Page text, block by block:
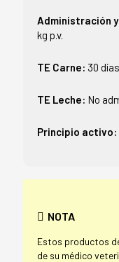
Administración
kg p.v.
TE Carne: 30
TE Leche: No
Principio activo:
NOTA
Estos productos
de su médico